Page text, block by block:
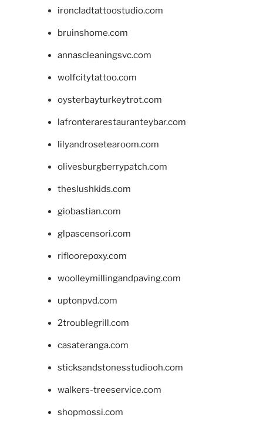
ironcladtattoostudio.com
bruinshome.com
annascleaningsvc.com
wolfcitytattoo.com
oysterbayturkeytrot.com
lafronterarestauranteybar.com
lilyandrosetearoom.com
olivesburgberrypatch.com
theslushkids.com
giobastian.com
glpascensori.com
rifloorepoxy.com
woolleymillingandpaving.com
uptonpvd.com
2troublegrill.com
casateranga.com
sticksandstonesstudiooh.com
walkers-treeservice.com
shopmossi.com